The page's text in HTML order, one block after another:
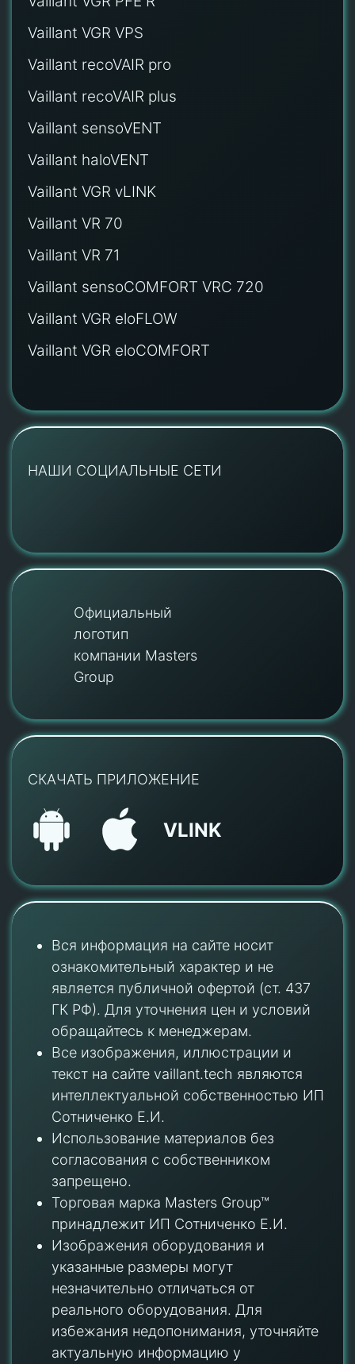
Vaillant VGR VPS
Vaillant recoVAIR pro
Vaillant recoVAIR plus
Vaillant sensoVENT
Vaillant haloVENT
Vaillant VGR vLINK
Vaillant VR 70
Vaillant VR 71
Vaillant sensoCOMFORT VRC 720
Vaillant VGR eloFLOW
Vaillant VGR eloCOMFORT
НАШИ СОЦИАЛЬНЫЕ СЕТИ
Официальный
логотип
компании Masters
Group
СКАЧАТЬ ПРИЛОЖЕНИЕ
VLINK
Вся информация на сайте носит
ознакомительный характер и не
является публичной офертой (ст. 437
ГК РФ). Для уточнения цен и условий
обращайтесь к менеджерам.
Все изображения, иллюстрации и
текст на сайте vaillant.tech являются
интеллектуальной собственностью ИП
Сотниченко Е.И.
Использование материалов без
согласования с собственником
запрещено.
Торговая марка Masters Group™
принадлежит ИП Сотниченко Е.И.
Изображения оборудования и
указанные размеры могут
незначительно отличаться от
реального оборудования. Для
избежания недопонимания, уточняйте
актуальную информацию у